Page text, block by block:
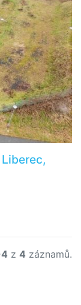
z 4 záznamů.